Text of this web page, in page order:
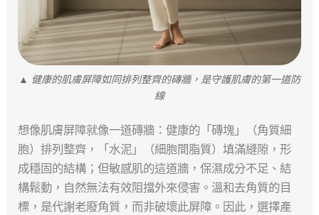
▲ 健康的肌膚屏障如同排列整齊的磚牆，是守護肌膚的第一道防
線
想像肌膚屏障就像一道磚牆：健康的「磚塊」（角質細
胞）排列整齊，「水泥」（細胞間脂質）填滿縫隙，形
成穩固的結構；但敏感肌的這道牆，保濕成分不足、結
構鬆動，自然無法有效阻擋外來侵害。溫和去角質的目
標，是代謝老廢角質，而非破壞此屏障。因此，選擇產